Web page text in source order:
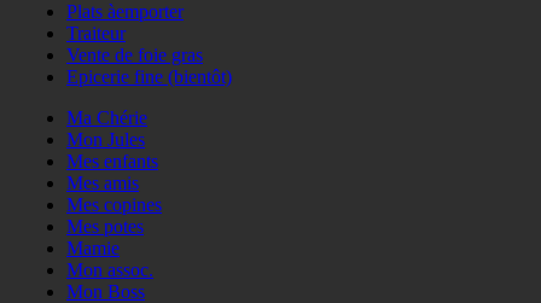
Plats àemporter
Traiteur
Vente de foie gras
Epicerie fine (bientôt)
Ma Chérie
Mon Jules
Mes enfants
Mes amis
Mes copines
Mes potes
Mamie
Mon assoc.
Mon Boss